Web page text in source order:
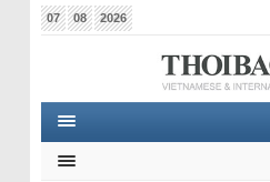
07 08 2026